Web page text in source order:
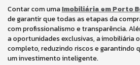
Contar com umaImobiliária em Porto
de garantir que todas as etapas da
com profissionalismo e transparência.
a oportunidades exclusivas, a imobiliária
completo, reduzindo riscos e garantindo
um investimento inteligente.